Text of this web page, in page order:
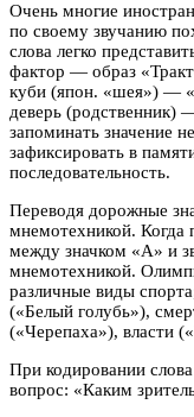
Очень многие
по своему звучанию
слова легко
фактор — образ
куби (япон. «шея») —
деверь (родственник)
запоминать значение
зафиксировать в
последовательность.
Переводя дорожные
мнемотехникой. Когда
между значком «А» и
мнемотехникой.
различные виды
(«Белый голубь»),
(«Черепаха»), власти
При кодировании
вопрос: «Каким